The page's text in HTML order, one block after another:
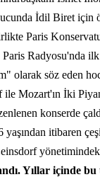
İdil Biret için
Paris
Paris Radyosu'nda
olarak söz eden
Mozart'ın İki
konserde
itibaren
Yıllar içinde